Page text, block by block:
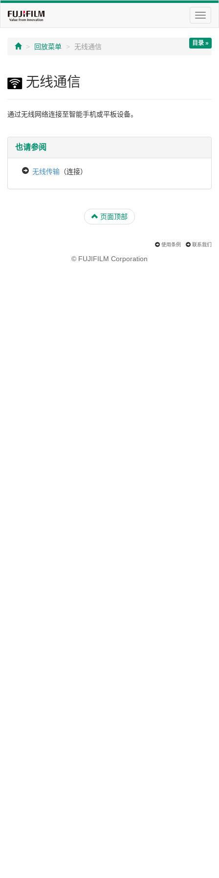
切
换
航
目录 »
回放菜单 无线通信
无线通信
通过无线网络连接至智能手机或平板设备。
也请参阅
无线传输 （连接）
页面顶部
使用条例 联系我们
© FUJIFILM Corporation